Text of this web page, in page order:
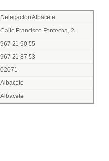
Delegación Albacete
Calle Francisco Fontecha, 2.
967 21 50 55
967 21 87 53
02071
Albacete
Albacete